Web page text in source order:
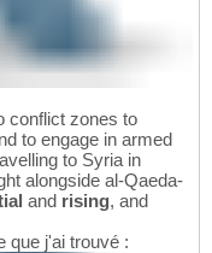
conflict zones to
to engage in armed
to Syria in
alongside al-Qaeda-
and rising, and
que j'ai trouvé :